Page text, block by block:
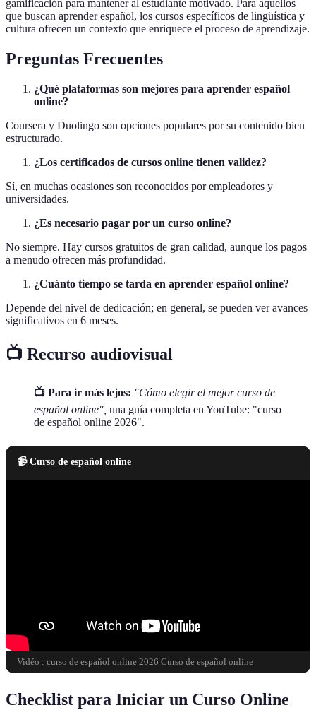
gamificación para mantener al estudiante motivado. Para aquellos
que buscan aprender español, los cursos específicos de lingüística y
cultura ofrecen un contexto que enriquece el proceso de aprendizaje.
Preguntas Frecuentes
¿Qué plataformas son mejores para aprender español
online?
Coursera y Duolingo son opciones populares por su contenido bien
estructurado.
¿Los certificados de cursos online tienen validez?
Sí, en muchas ocasiones son reconocidos por empleadores y
universidades.
¿Es necesario pagar por un curso online?
No siempre. Hay cursos gratuitos de gran calidad, aunque los pagos
a menudo ofrecen más profundidad.
¿Cuánto tiempo se tarda en aprender español online?
Depende del nivel de dedicación; en general, se pueden ver avances
significativos en 6 meses.
📺 Recurso audiovisual
📺 Para ir más lejos: "Cómo elegir el mejor curso de
español online", una guía completa en YouTube: "curso
de español online 2026".
📹 Curso de español online
Vidéo : curso de español online 2026 Curso de español online
Checklist para Iniciar un Curso Online